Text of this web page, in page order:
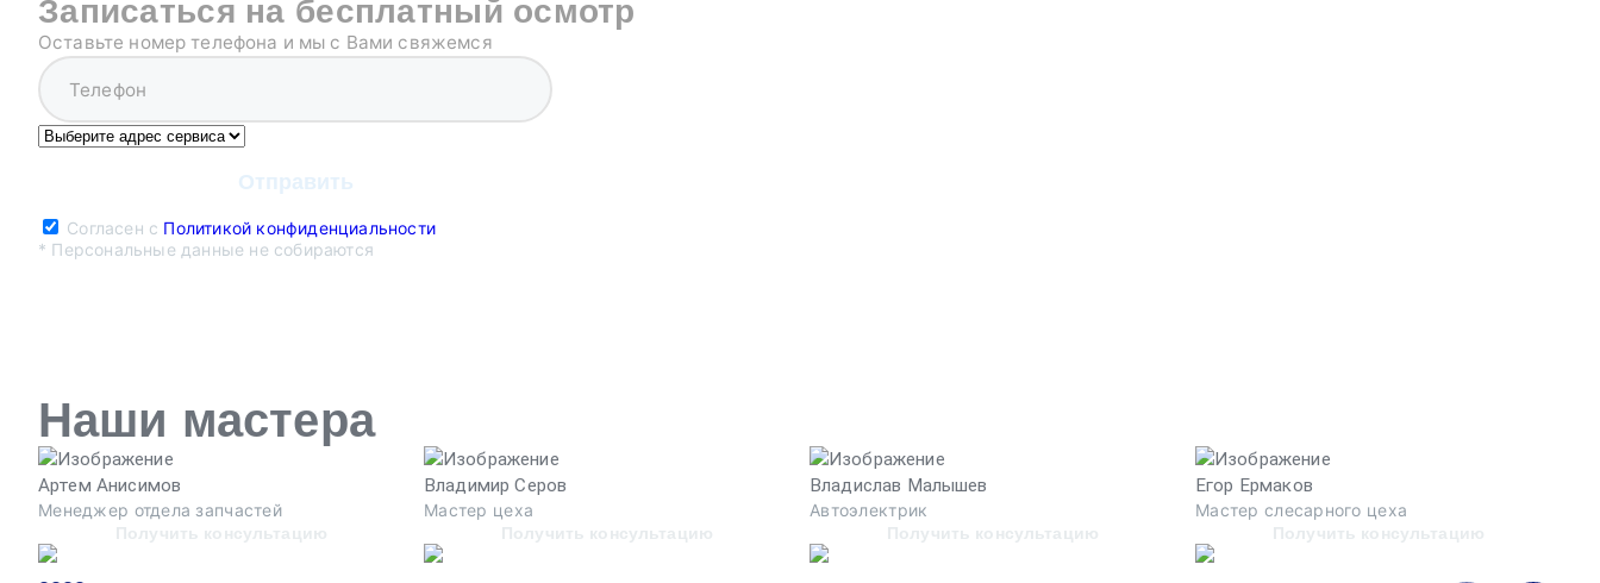
Записаться на бесплатный осмотр
Оставьте номер телефона и мы с Вами свяжемся
Согласен с Политикой конфиденциальности
* Персональные данные не собираются
Наши мастера
Артем Анисимов
Менеджер отдела запчастей
Получить консультацию
Владимир Серов
Мастер цеха
Получить консультацию
Владислав Малышев
Автоэлектрик
Получить консультацию
Егор Ермаков
Мастер слесарного цеха
Получить консультацию